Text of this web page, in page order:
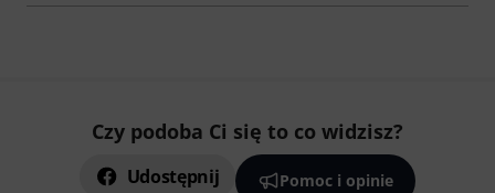
Czy podoba Ci się to co widzisz?
Udostępnij Pomoc i opinie